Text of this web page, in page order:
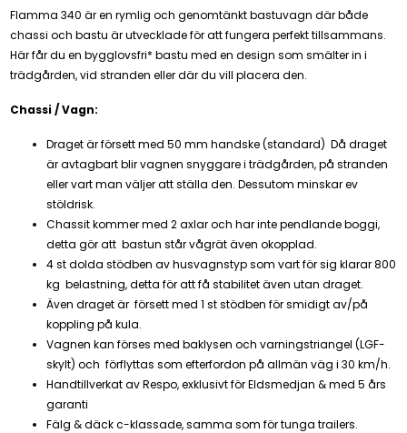
Flamma 340 är en rymlig och genomtänkt bastuvagn där både
chassi och bastu är utvecklade för att fungera perfekt tillsammans.
Här får du en bygglovsfri* bastu med en design som smälter in i
trädgården, vid stranden eller där du vill placera den.
Chassi / Vagn:
Draget är försett med 50 mm handske (standard) Då draget
är avtagbart blir vagnen snyggare i trädgården, på stranden
eller vart man väljer att ställa den. Dessutom minskar ev
stöldrisk.
Chassit kommer med 2 axlar och har inte pendlande boggi,
detta gör att bastun står vågrät även okopplad.
4 st dolda stödben av husvagnstyp som vart för sig klarar 800
kg belastning, detta för att få stabilitet även utan draget.
Även draget är försett med 1 st stödben för smidigt av/på
koppling på kula.
Vagnen kan förses med baklysen och varningstriangel (LGF-
skylt) och förflyttas som efterfordon på allmän väg i 30 km/h.
Handtillverkat av Respo, exklusivt för Eldsmedjan & med 5 års
garanti
Fälg & däck c-klassade, samma som för tunga trailers.